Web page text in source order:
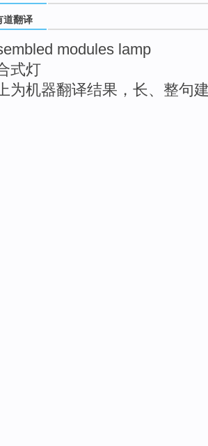
道翻译
modules lamp
式灯
为机器翻译结果，长、整句